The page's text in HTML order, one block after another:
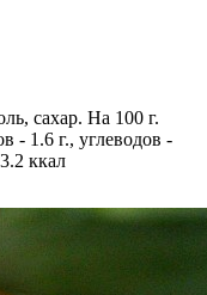
сахар. На 100 г.
- 1.6 г., углеводов -
ккал